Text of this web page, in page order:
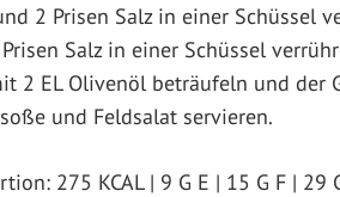
2 Prisen Salz in einer Schüssel
Salz in einer Schüssel
2 EL Olivenöl beträufeln und der
und Feldsalat servieren.
275 KCAL | 9 G E | 15 G F | 29